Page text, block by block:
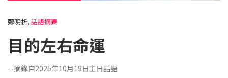
鄭明析, 話語摘要
目的左右命運
--摘錄自2025年10月19日主日話語